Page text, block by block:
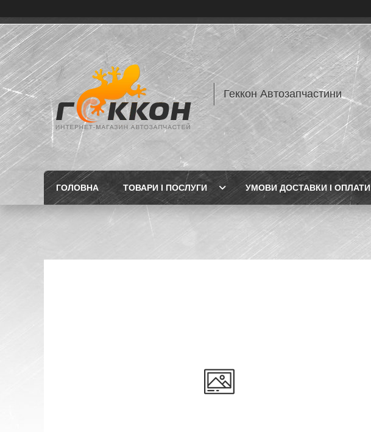
Геккон Автозапчастини
ГОЛОВНА ТОВАРИ І ПОСЛУГИ УМОВИ ДОСТАВКИ І ОПЛАТИ